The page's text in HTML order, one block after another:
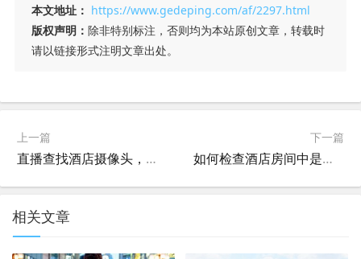
本文地址： https://www.gedeping.com/af/2297.html
版权声明： 除非特别标注，否则均为本站原创文章，转载时
请以链接形式注明文章出处。
上一篇
直播查找酒店摄像头，隐私侵犯与法律边界
下一篇
如何检查酒店房间中是否有隐藏摄像头
相关文章